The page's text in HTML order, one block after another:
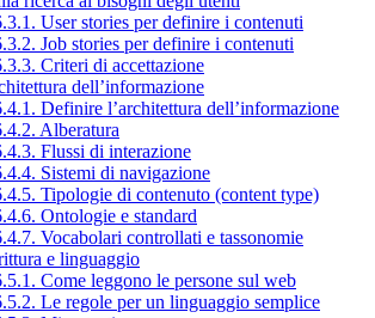
User stories per definire i contenuti
Job stories per definire i contenuti
Criteri di accettazione
dell’informazione
Definire l’architettura dell’informazione
Alberatura
Flussi di interazione
Sistemi di navigazione
Tipologie di contenuto (content type)
Ontologie e standard
Vocabolari controllati e tassonomie
e linguaggio
Come leggono le persone sul web
Le regole per un linguaggio semplice